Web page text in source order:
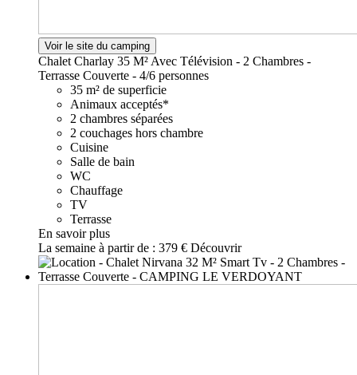
Voir le site du camping
Chalet Charlay 35 M² Avec Télévision - 2 Chambres -
Terrasse Couverte - 4/6 personnes
35 m² de superficie
Animaux acceptés*
2 chambres séparées
2 couchages hors chambre
Cuisine
Salle de bain
WC
Chauffage
TV
Terrasse
En savoir plus
La semaine à partir de : 379 € Découvrir